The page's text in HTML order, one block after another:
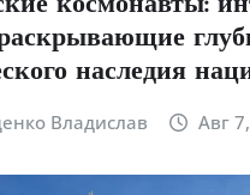
космонавты:
наследия
Владислав Авг